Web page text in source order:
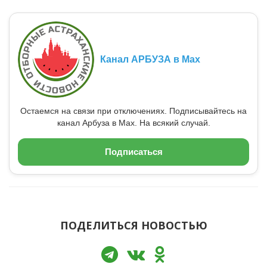
Канал АРБУЗА в Max
Остаемся на связи при отключениях. Подписывайтесь на
канал Арбуза в Max. На всякий случай.
Подписаться
ПОДЕЛИТЬСЯ НОВОСТЬЮ